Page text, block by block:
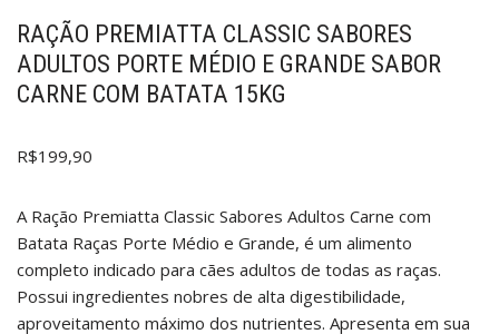
RAÇÃO PREMIATTA CLASSIC SABORES
ADULTOS PORTE MÉDIO E GRANDE SABOR
CARNE COM BATATA 15KG
R$199,90
A Ração Premiatta Classic Sabores Adultos Carne com
Batata Raças Porte Médio e Grande, é um alimento
completo indicado para cães adultos de todas as raças.
Possui ingredientes nobres de alta digestibilidade,
aproveitamento máximo dos nutrientes. Apresenta em sua